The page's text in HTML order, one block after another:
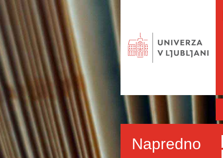
Napredno